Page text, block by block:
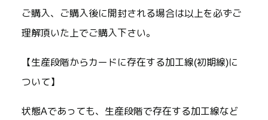
ご購入、ご購入後に開封される場合は以上を必ずご
理解頂いた上でご購入下さい。
【生産段階からカードに存在する加工線(初期線)に
ついて】
状態Aであっても、生産段階で存在する加工線など